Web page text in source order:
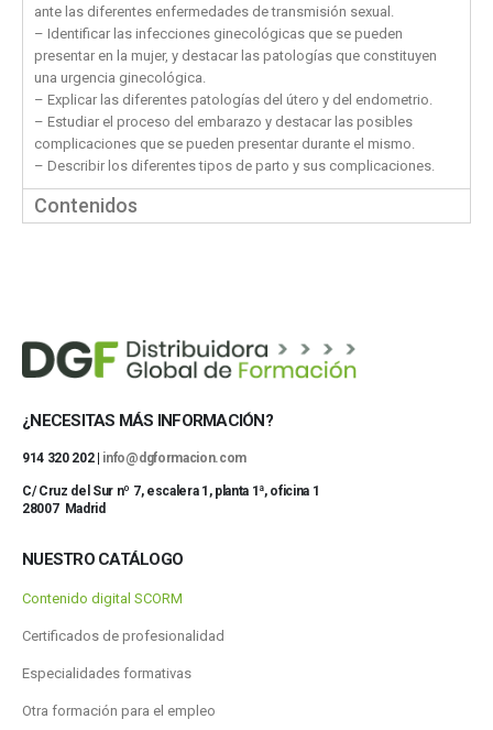
ante las diferentes enfermedades de transmisión sexual.
– Identificar las infecciones ginecológicas que se pueden
presentar en la mujer, y destacar las patologías que constituyen
una urgencia ginecológica.
– Explicar las diferentes patologías del útero y del endometrio.
– Estudiar el proceso del embarazo y destacar las posibles
complicaciones que se pueden presentar durante el mismo.
– Describir los diferentes tipos de parto y sus complicaciones.
Contenidos
¿NECESITAS MÁS INFORMACIÓN?
914 320 202 | info@dgformacion.com
C/ Cruz del Sur nº 7, escalera 1, planta 1ª, oficina 1
28007 Madrid
NUESTRO CATÁLOGO
Contenido digital SCORM
Certificados de profesionalidad
Especialidades formativas
Otra formación para el empleo